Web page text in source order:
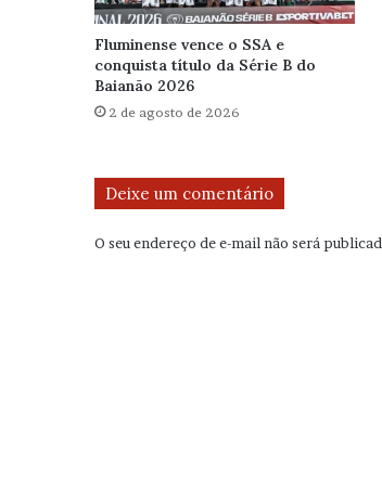
Fluminense vence o SSA e
conquista título da Série B do
Baianão 2026
2 de agosto de 2026
Deixe um comentário
O seu endereço de e-mail não será